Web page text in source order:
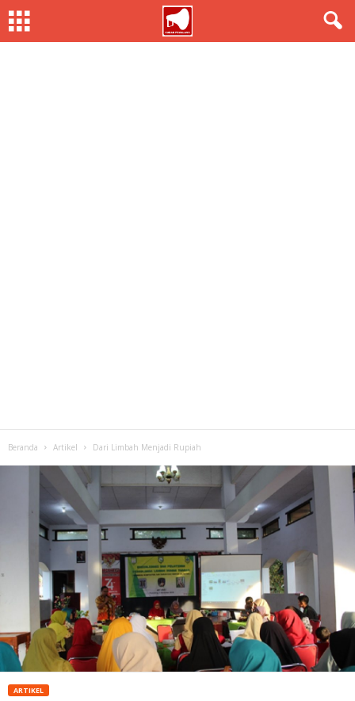
Beranda Artikel Dari Limbah Menjadi Rupiah
ARTIKEL